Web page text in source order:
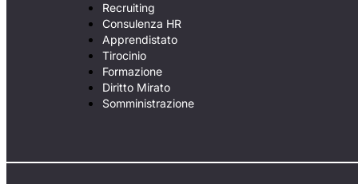
Recruiting
Consulenza HR
Apprendistato
Tirocinio
Formazione
Diritto Mirato
Somministrazione